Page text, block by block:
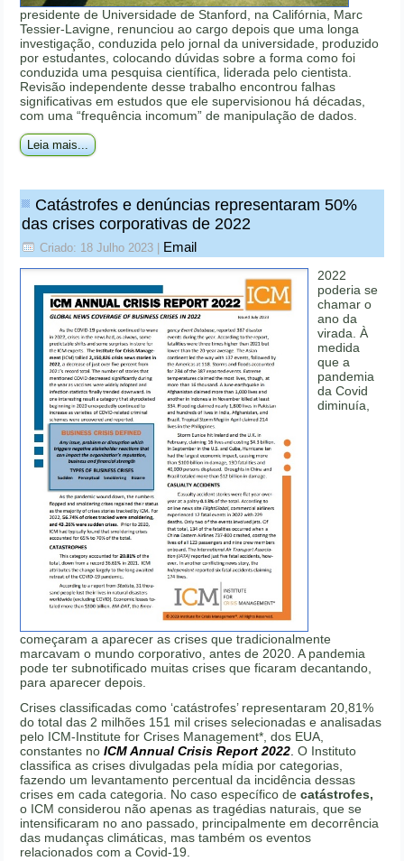
presidente de Universidade de Stanford, na Califórnia, Marc
Tessier-Lavigne, renunciou ao cargo depois que uma longa
investigação, conduzida pelo jornal da universidade, produzido
por estudantes, colocando dúvidas sobre a forma como foi
conduzida uma pesquisa científica, liderada pelo cientista.
Revisão independente desse trabalho encontrou falhas
significativas em estudos que ele supervisionou há décadas,
com uma “frequência incomum” de manipulação de dados.
Leia mais...
Catástrofes e denúncias representaram 50%
das crises corporativas de 2022
Criado: 18 Julho 2023 | Email
2022
poderia se
chamar o
ano da
virada. À
medida
que a
pandemia
da Covid
diminuía,
começaram a aparecer as crises que tradicionalmente
marcavam o mundo corporativo, antes de 2020. A pandemia
pode ter subnotificado muitas crises que ficaram decantando,
para aparecer depois.
Crises classificadas como ‘catástrofes’ representaram 20,81%
do total das 2 milhões 151 mil crises selecionadas e analisadas
pelo ICM-Institute for Crises Management*, dos EUA,
constantes noICM Annual Crisis Report 2022 O Instituto
classifica as crises divulgadas pela mídia por categorias,
fazendo um levantamento percentual da incidência dessas
crises em cada categoria. No caso específico decatástrofes,
o ICM considerou não apenas as tragédias naturais, que se
intensificaram no ano passado, principalmente em decorrência
das mudanças climáticas, mas também os eventos
relacionados com a Covid-19.